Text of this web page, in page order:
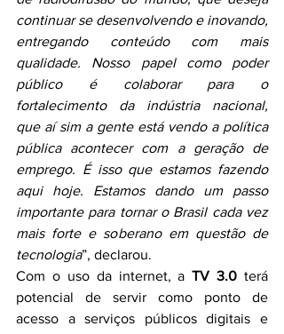
continuar se desenvolvendo e inovando,
entregando conteúdo com mais
qualidade. Nosso papel como poder
público é colaborar para o
fortalecimento da indústria nacional,
que aí sim a gente está vendo a política
pública acontecer com a geração de
emprego. É isso que estamos fazendo
aqui hoje. Estamos dando um passo
importante para tornar o Brasil cada vez
mais forte e soberano em questão de
tecnologia”, declarou.
Com o uso da internet, a TV 3.0 terá
potencial de servir como ponto de
acesso a serviços públicos digitais e